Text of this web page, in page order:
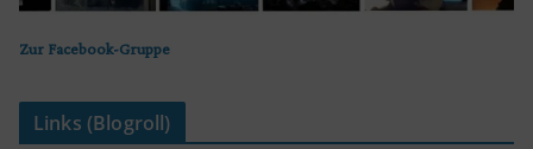
Zur Facebook-Gruppe
Links (Blogroll)